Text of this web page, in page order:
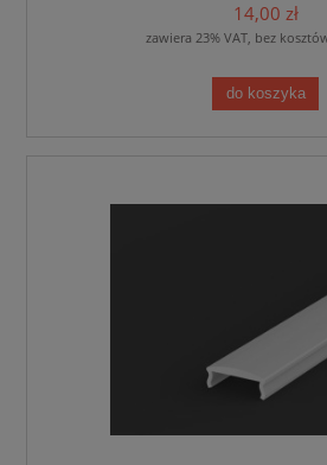
14,00 zł
zawiera 23% VAT, bez
do koszyka